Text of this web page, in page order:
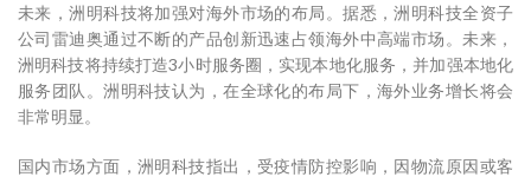
未来，洲明科技将加强对海外市场的布局。据悉，洲明科技全资子
公司雷迪奥通过不断的产品创新迅速占领海外中高端市场。未来，
洲明科技将持续打造3小时服务圈，实现本地化服务，并加强本地化
服务团队。洲明科技认为，在全球化的布局下，海外业务增长将会
非常明显。
国内市场方面，洲明科技指出，受疫情防控影响，因物流原因或客